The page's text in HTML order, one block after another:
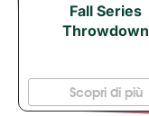
Fall Series
Throwdown
Scopri di più